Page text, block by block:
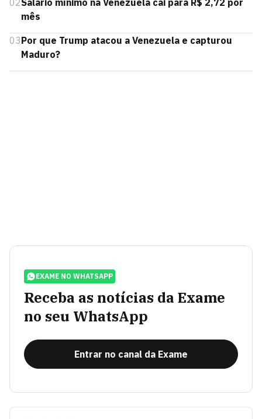
02Salário mínimo na Venezuela cai para R$ 2,72 por
mês
03Por que Trump atacou a Venezuela e capturou
Maduro?
EXAME NO WHATSAPP
Receba as notícias da Exame
no seu WhatsApp
Entrar no canal da Exame